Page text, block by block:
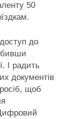
50
до
І радить
документів
щоб